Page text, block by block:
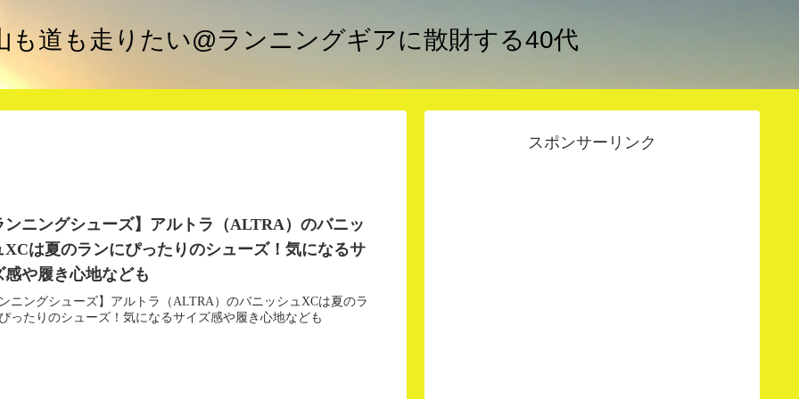
も道も走りたい@ランニングギアに散財する40代
ンニングシューズ】アルトラ（ALTRA）のバニッ
XCは夏のランにぴったりのシューズ！気になるサ
感や履き心地なども
ニングシューズ】アルトラ（ALTRA）のバニッシュXCは夏のラ
ったりのシューズ！気になるサイズ感や履き心地なども
スポンサーリンク